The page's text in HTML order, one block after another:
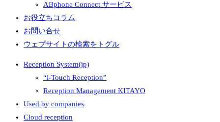
ABphone Connect サービス
お役立ちコラム
お問い合せ
ウェブサイトの検索をトグル
Reception System(jp)
“i-Touch Reception”
Reception Management KITAYO
Used by companies
Cloud reception